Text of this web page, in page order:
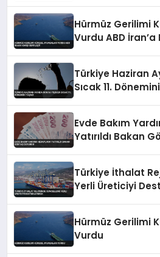
Hürmüz Gerilimi
Vurdu ABD İran’a
Türkiye Haziran
Sıcak 11.
Evde Bakım
Yatırıldı Bakan
Türkiye İthalat
Yerli Üreticiyi
Hürmüz Gerilimi
Vurdu